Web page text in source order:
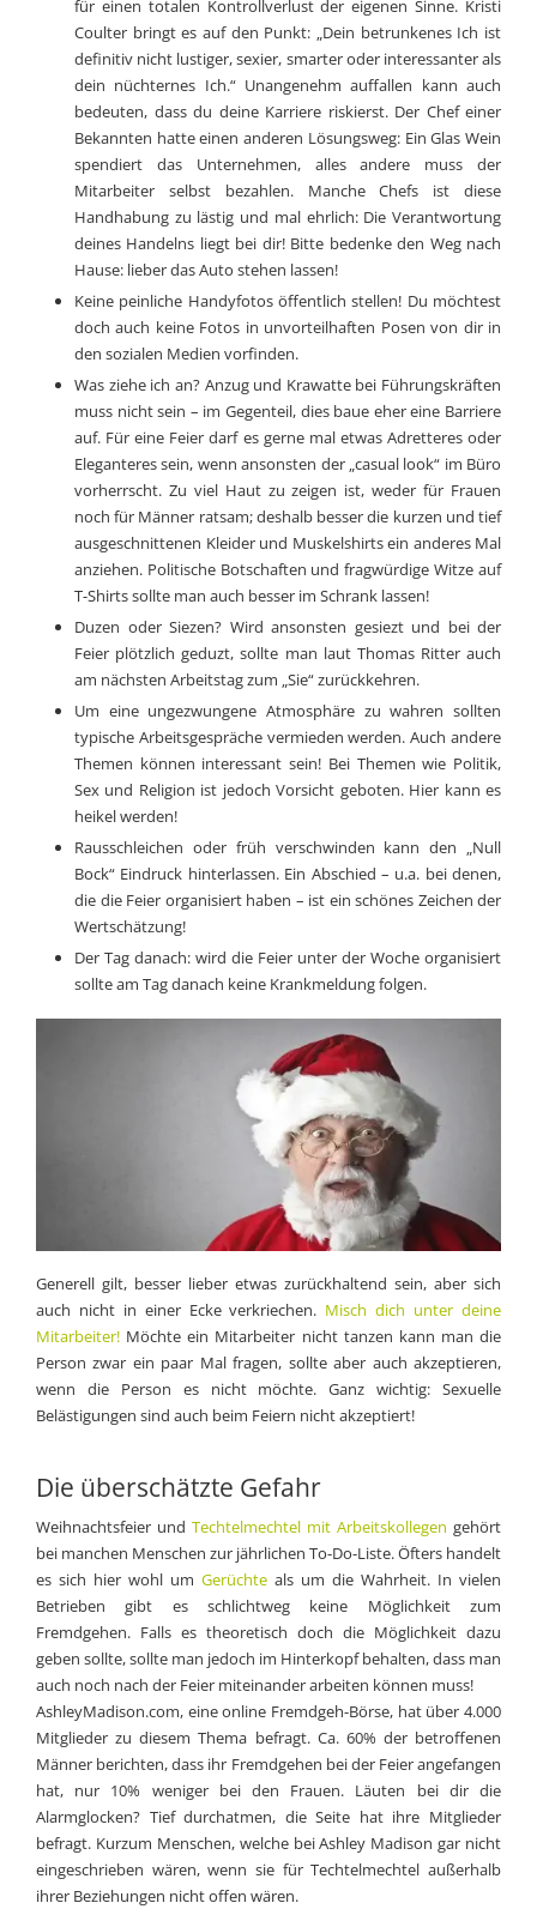
für einen totalen Kontrollverlust der eigenen Sinne. Kristi
Coulter bringt es auf den Punkt: „Dein betrunkenes Ich ist
definitiv nicht lustiger, sexier, smarter oder interessanter als
dein nüchternes Ich.“ Unangenehm auffallen kann auch
bedeuten, dass du deine Karriere riskierst. Der Chef einer
Bekannten hatte einen anderen Lösungsweg: Ein Glas Wein
spendiert das Unternehmen, alles andere muss der
Mitarbeiter selbst bezahlen. Manche Chefs ist diese
Handhabung zu lästig und mal ehrlich: Die Verantwortung
deines Handelns liegt bei dir! Bitte bedenke den Weg nach
Hause: lieber das Auto stehen lassen!
Keine peinliche Handyfotos öffentlich stellen! Du möchtest
doch auch keine Fotos in unvorteilhaften Posen von dir in
den sozialen Medien vorfinden.
Was ziehe ich an? Anzug und Krawatte bei Führungskräften
muss nicht sein – im Gegenteil, dies baue eher eine Barriere
auf. Für eine Feier darf es gerne mal etwas Adretteres oder
Eleganteres sein, wenn ansonsten der „casual look“ im Büro
vorherrscht. Zu viel Haut zu zeigen ist, weder für Frauen
noch für Männer ratsam; deshalb besser die kurzen und tief
ausgeschnittenen Kleider und Muskelshirts ein anderes Mal
anziehen. Politische Botschaften und fragwürdige Witze auf
T-Shirts sollte man auch besser im Schrank lassen!
Duzen oder Siezen? Wird ansonsten gesiezt und bei der
Feier plötzlich geduzt, sollte man laut Thomas Ritter auch
am nächsten Arbeitstag zum „Sie“ zurückkehren.
Um eine ungezwungene Atmosphäre zu wahren sollten
typische Arbeitsgespräche vermieden werden. Auch andere
Themen können interessant sein! Bei Themen wie Politik,
Sex und Religion ist jedoch Vorsicht geboten. Hier kann es
heikel werden!
Rausschleichen oder früh verschwinden kann den „Null
Bock“ Eindruck hinterlassen. Ein Abschied – u.a. bei denen,
die die Feier organisiert haben – ist ein schönes Zeichen der
Wertschätzung!
Der Tag danach: wird die Feier unter der Woche organisiert
sollte am Tag danach keine Krankmeldung folgen.
Generell gilt, besser lieber etwas zurückhaltend sein, aber sich
auch nicht in einer Ecke verkriechen. Misch dich unter deine
Mitarbeiter! Möchte ein Mitarbeiter nicht tanzen kann man die
Person zwar ein paar Mal fragen, sollte aber auch akzeptieren,
wenn die Person es nicht möchte. Ganz wichtig: Sexuelle
Belästigungen sind auch beim Feiern nicht akzeptiert!
Die überschätzte Gefahr
Weihnachtsfeier und Techtelmechtel mit Arbeitskollegen gehört
bei manchen Menschen zur jährlichen To-Do-Liste. Öfters handelt
es sich hier wohl um Gerüchte als um die Wahrheit. In vielen
Betrieben gibt es schlichtweg keine Möglichkeit zum
Fremdgehen. Falls es theoretisch doch die Möglichkeit dazu
geben sollte, sollte man jedoch im Hinterkopf behalten, dass man
auch noch nach der Feier miteinander arbeiten können muss!
AshleyMadison.com, eine online Fremdgeh-Börse, hat über 4.000
Mitglieder zu diesem Thema befragt. Ca. 60% der betroffenen
Männer berichten, dass ihr Fremdgehen bei der Feier angefangen
hat, nur 10% weniger bei den Frauen. Läuten bei dir die
Alarmglocken? Tief durchatmen, die Seite hat ihre Mitglieder
befragt. Kurzum Menschen, welche bei Ashley Madison gar nicht
eingeschrieben wären, wenn sie für Techtelmechtel außerhalb
ihrer Beziehungen nicht offen wären.